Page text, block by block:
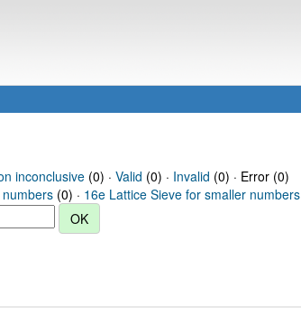
inconclusive(0) · Valid (0) · Invalid (0) · Error (0)
(0) · 16e Lattice Sieve for smaller numbers